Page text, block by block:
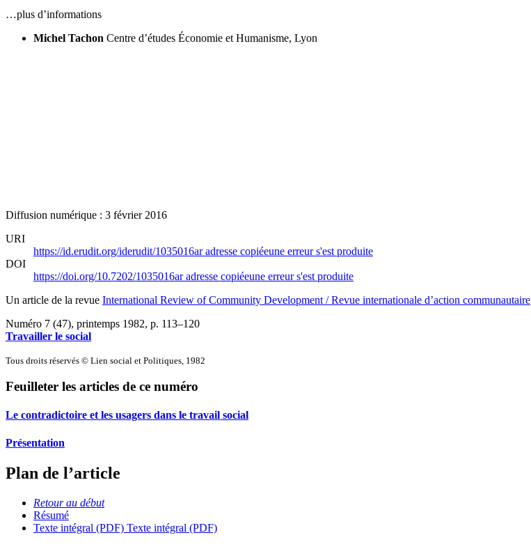
…plus d’informations
Michel Tachon Centre d’études Économie et Humanisme, Lyon
Diffusion numérique : 3 février 2016
URI
https://id.erudit.org/iderudit/1035016aradresse copiéeune erreur s'est produite
DOI
https://doi.org/10.7202/1035016aradresse copiéeune erreur s'est produite
Un article de la revue International Review of Community Development / Revue internationale d’action communautaire
Numéro 7 (47), printemps 1982, p. 113–120
Travailler le social
Tous droits réservés © Lien social et Politiques, 1982
Feuilleter les articles de ce numéro
Le contradictoire et les usagers dans le travail social
Présentation
Plan de l’article
Retour au début
Résumé
Texte intégral (PDF) Texte intégral (PDF)